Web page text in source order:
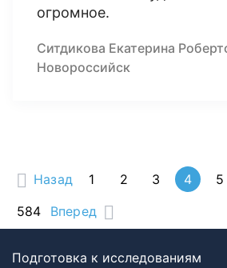
огромное.
Ситдикова Екатерина
Новороссийск
Назад 1 2 3 4 5
584
Вперед
Подготовка к исследованиям